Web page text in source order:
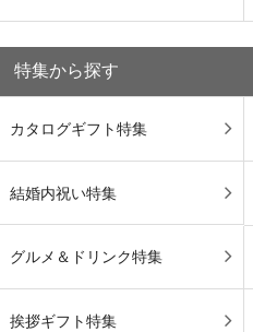
特集から探す
カタログギフト特集
結婚内祝い特集
グルメ＆ドリンク特集
挨拶ギフト特集